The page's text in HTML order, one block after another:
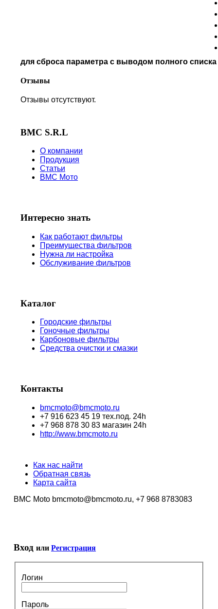
TVS
для сброса параметра с выводом полного
Отзывы
Отзывы отсутствуют.
BMC S.R.L
О компании
Продукция
Статьи
BMC Мото
Интересно знать
Как работают фильтры
Преимущества фильтров
Нужна ли настройка
Обслуживание фильтров
Каталог
Городские фильтры
Гоночные фильтры
Карбоновые фильтры
Средства очистки и смазки
Контакты
bmcmoto@bmcmoto.ru
+7 916 623 45 19 тех.под. 24h
+7 968 878 30 83 магазин 24h
http://www.bmcmoto.ru
Как нас найти
Обратная связь
Карта сайта
BMC Moto bmcmoto@bmcmoto.ru, +7 968 8783083
Вход или Регистрация
Логин
Пароль